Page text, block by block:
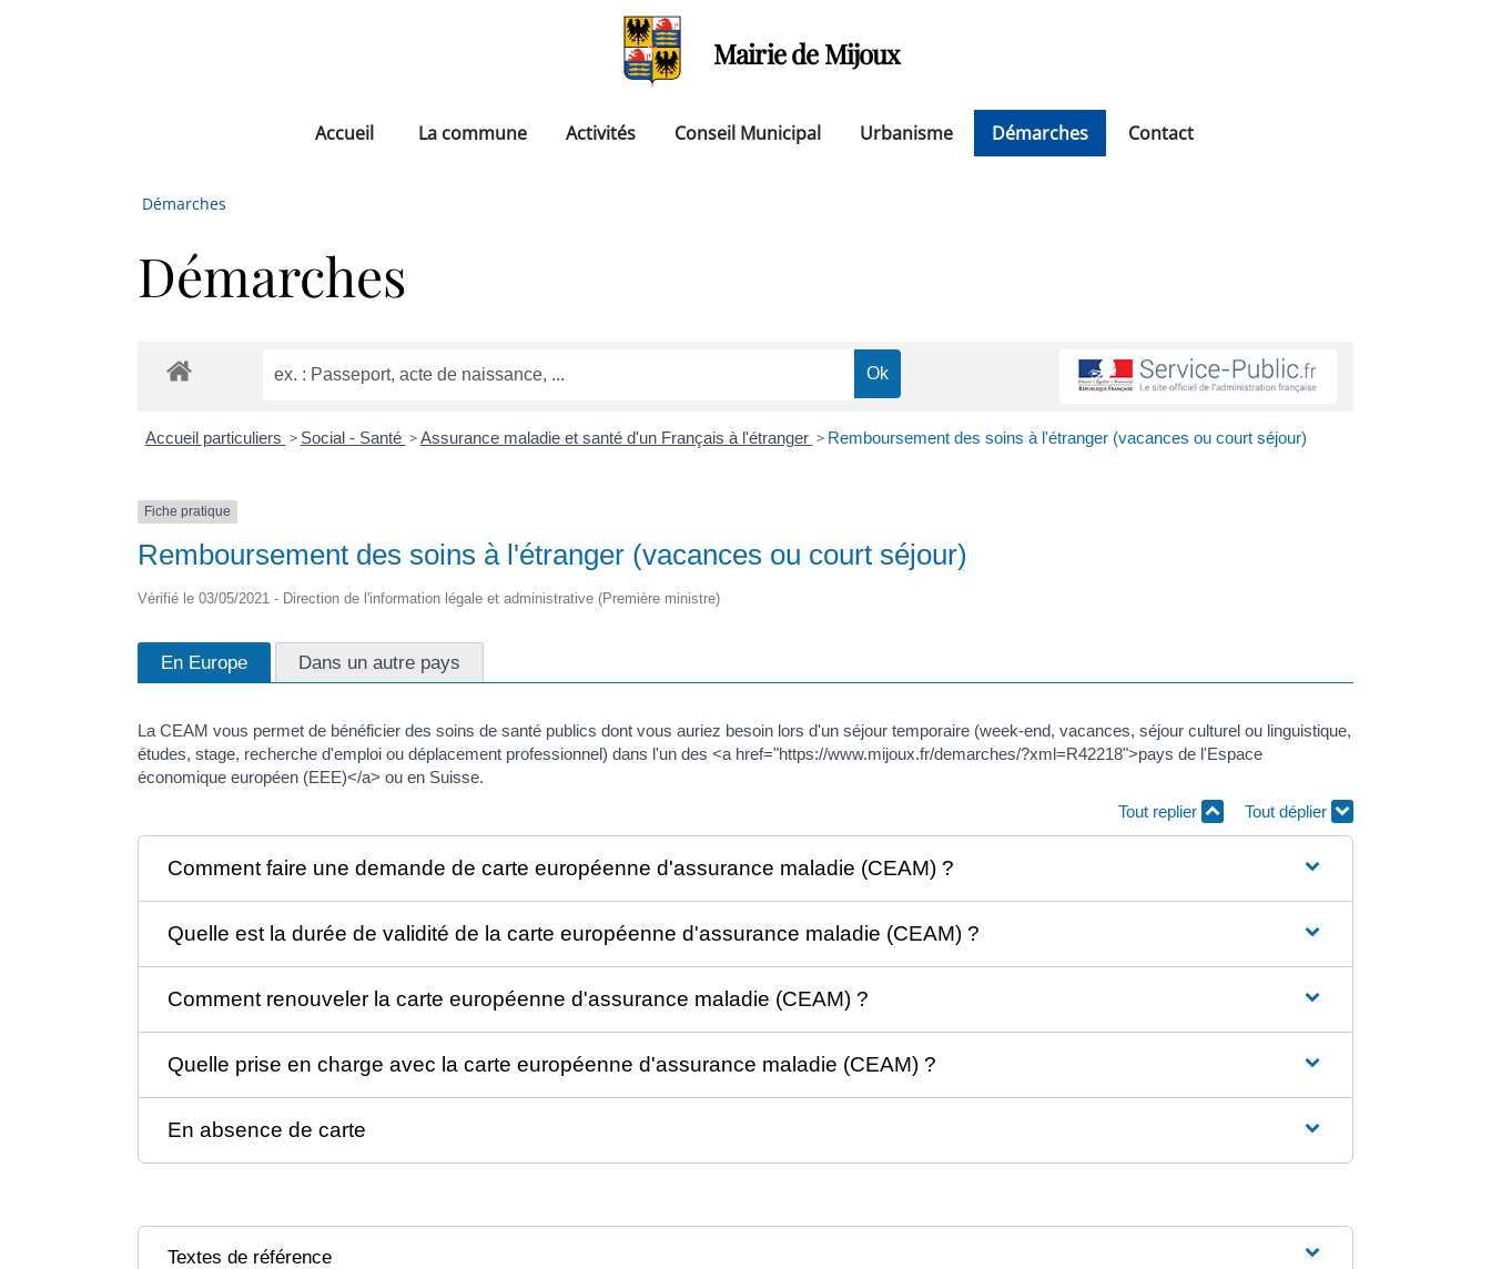
Mairie de Mijoux
Accueil La commune Activités Conseil Municipal Urbanisme Démarches Contact
Démarches
Démarches
Accueil particuliers > Social - Santé > Assurance maladie et santé d'un Français à l'étranger > Remboursement des soins à l'étranger (vacances ou court séjour)
Fiche pratique
Remboursement des soins à l'étranger (vacances ou court séjour)
Vérifié le 03/05/2021 - Direction de l'information légale et administrative (Première ministre)
En Europe Dans un autre pays
La CEAM vous permet de bénéficier des soins de santé publics dont vous auriez besoin lors d'un séjour temporaire (week-end, vacances, séjour culturel ou linguistique,
études, stage, recherche d'emploi ou déplacement professionnel) dans l'un des <a href="https://www.mijoux.fr/demarches/?xml=R42218">pays de l'Espace
économique européen (EEE)</a> ou en Suisse.
Tout replier
Tout déplier
Comment faire une demande de carte européenne d'assurance maladie (CEAM) ?
Quelle est la durée de validité de la carte européenne d'assurance maladie (CEAM) ?
Comment renouveler la carte européenne d'assurance maladie (CEAM) ?
Quelle prise en charge avec la carte européenne d'assurance maladie (CEAM) ?
En absence de carte
Textes de référence